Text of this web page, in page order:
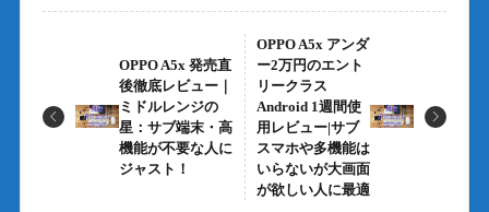
OPPO A5x 発売直
後徹底レビュー｜
ミドルレンジの
星：サブ端末・高
機能が不要な人に
ジャスト！
OPPO A5x アンダ
ー2万円のエント
リークラス
Android 1週間使
用レビュー|サブ
スマホや多機能は
いらないが大画面
が欲しい人に最適